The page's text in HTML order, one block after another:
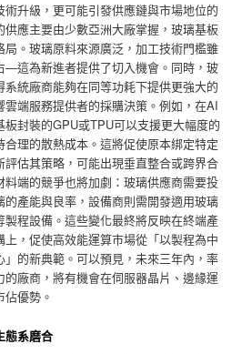
升級，更可能引發供應鏈與市場地位的
應主要由少數亞洲大廠掌握，玻璃基板
局。玻璃原料來源廣泛，加工技術門檻雖
—這為新進者提供了切入機會。同時，玻
統廠商能夠在同等功耗下提供更強大的
端服務提供者的採購決策。例如，在AI
封裝的GPU或TPU可以支援更大幅度的
理的散熱成本。這將促使原本綁定特定
估其策略，可能出現垂直整合或跨界合
端的競爭也將加劇：玻璃供應商需要投
的產能與良率，設備商則需開發適用玻璃
程設備。這些變化最終將反映在終端產
，促使高效能運算市場從「以製程為中
的新典範。可以預見，未來三年內，率
廠商，將有機會在伺服器晶片、邊緣運
優勢。
態系磨合